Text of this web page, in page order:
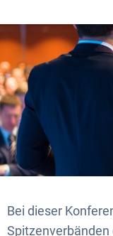
Bei dieser
Spitzenverbänden